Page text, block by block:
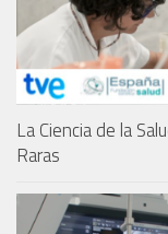
La Ciencia de la
Raras